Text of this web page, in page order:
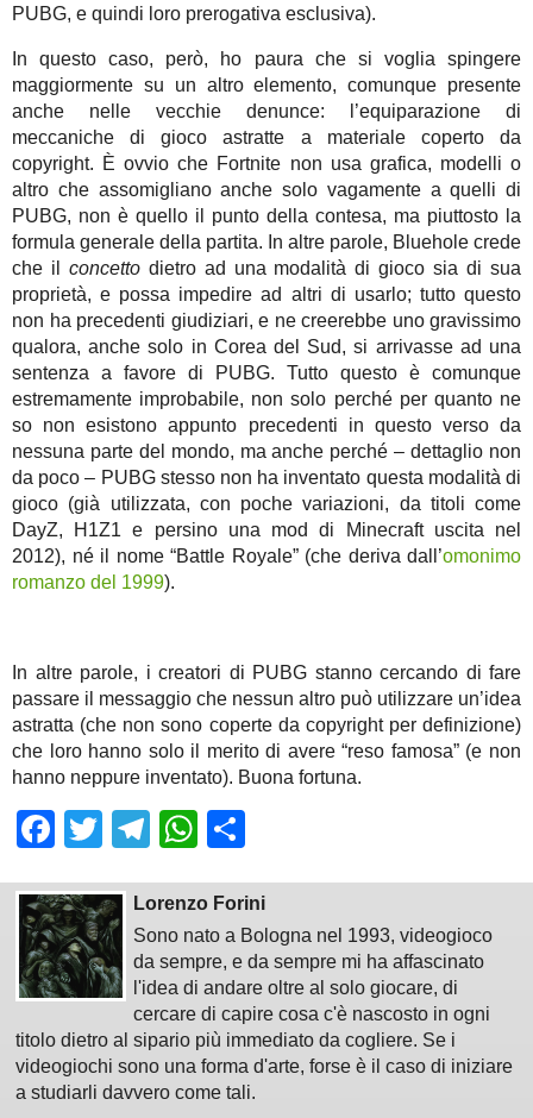
PUBG, e quindi loro prerogativa esclusiva).
In questo caso, però, ho paura che si voglia spingere
maggiormente su un altro elemento, comunque presente
anche nelle vecchie denunce: l’equiparazione di
meccaniche di gioco astratte a materiale coperto da
copyright. È ovvio che Fortnite non usa grafica, modelli o
altro che assomigliano anche solo vagamente a quelli di
PUBG, non è quello il punto della contesa, ma piuttosto la
formula generale della partita. In altre parole, Bluehole crede
che il concettodietro ad una modalità di gioco sia di sua
proprietà, e possa impedire ad altri di usarlo; tutto questo
non ha precedenti giudiziari, e ne creerebbe uno gravissimo
qualora, anche solo in Corea del Sud, si arrivasse ad una
sentenza a favore di PUBG. Tutto questo è comunque
estremamente improbabile, non solo perché per quanto ne
so non esistono appunto precedenti in questo verso da
nessuna parte del mondo, ma anche perché – dettaglio non
da poco – PUBG stesso non ha inventato questa modalità di
gioco (già utilizzata, con poche variazioni, da titoli come
DayZ, H1Z1 e persino una mod di Minecraft uscita nel
2012), né il nome “Battle Royale” (che deriva dall’omonimo
romanzo del 1999).
In altre parole, i creatori di PUBG stanno cercando di fare
passare il messaggio che nessun altro può utilizzare un’idea
astratta (che non sono coperte da copyright per definizione)
che loro hanno solo il merito di avere “reso famosa” (e non
hanno neppure inventato). Buona fortuna.
Facebook
TwitterTelegram
WhatsApp
Lorenzo Forini
Sono nato a Bologna nel 1993, videogioco
da sempre, e da sempre mi ha affascinato
l'idea di andare oltre al solo giocare, di
cercare di capire cosa c'è nascosto in ogni
titolo dietro al sipario più immediato da cogliere. Se i
videogiochi sono una forma d'arte, forse è il caso di iniziare
a studiarli davvero come tali.